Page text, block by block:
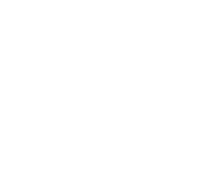
qb-recruit.com/public_html/wp-content/